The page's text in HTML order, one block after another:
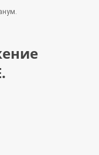
.